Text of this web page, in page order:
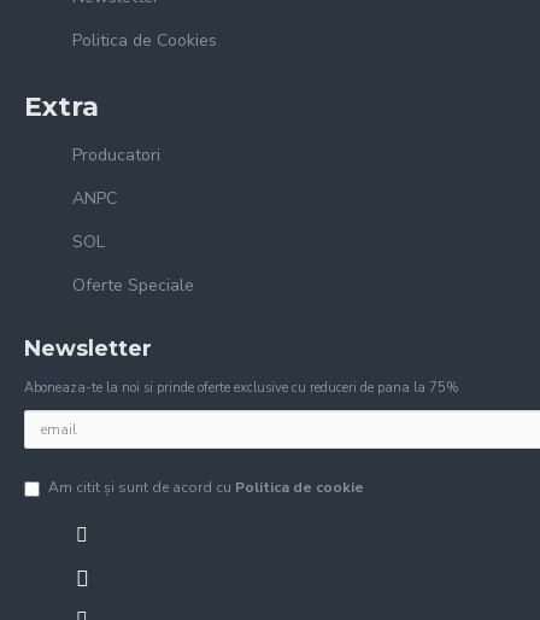
Politica de Cookies
Extra
Producatori
ANPC
SOL
Oferte Speciale
Newsletter
Aboneaza-te la noi si prinde oferte exclusive cu reduceri de pana la 75%
Am citit şi sunt de acord cu Politica de cookie